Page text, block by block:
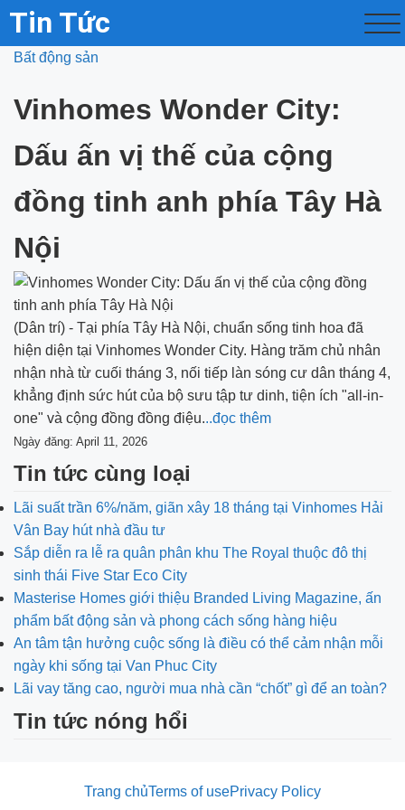
Tin Tức
Bất động sản
Vinhomes Wonder City:
Dấu ấn vị thế của cộng
đồng tinh anh phía Tây Hà
Nội
(Dân trí) - Tại phía Tây Hà Nội, chuẩn sống tinh hoa đã
hiện diện tại Vinhomes Wonder City. Hàng trăm chủ nhân
nhận nhà từ cuối tháng 3, nối tiếp làn sóng cư dân tháng 4,
khẳng định sức hút của bộ sưu tập tư dinh, tiện ích "all-in-
one" và cộng đồng đồng điệu...đọc thêm
Ngày đăng: April 11, 2026
Tin tức cùng loại
Lãi suất trần 6%/năm, giãn xây 18 tháng tại Vinhomes Hải
Vân Bay hút nhà đầu tư
Sắp diễn ra lễ ra quân phân khu The Royal thuộc đô thị
sinh thái Five Star Eco City
Masterise Homes giới thiệu Branded Living Magazine, ấn
phẩm bất động sản và phong cách sống hàng hiệu
An tâm tận hưởng cuộc sống là điều có thể cảm nhận mỗi
ngày khi sống tại Van Phuc City
Lãi vay tăng cao, người mua nhà cần “chốt” gì để an toàn?
Tin tức nóng hổi
Trang chủTerms of usePrivacy Policy